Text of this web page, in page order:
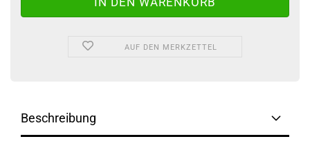
AUF DEN MERKZETTEL
Beschreibung